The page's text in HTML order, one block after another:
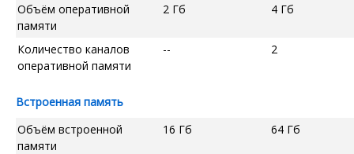
Объём оперативной
памяти
2 Гб 4 Гб
Количество каналов
оперативной памяти
-- 2
Встроенная память
Объём встроенной
памяти
16 Гб 64 Гб